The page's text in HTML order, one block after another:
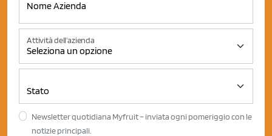
Attività dell'azienda
Newsletter quotidiana Myfruit – inviata ogni pomeriggio con le
notizie principali.